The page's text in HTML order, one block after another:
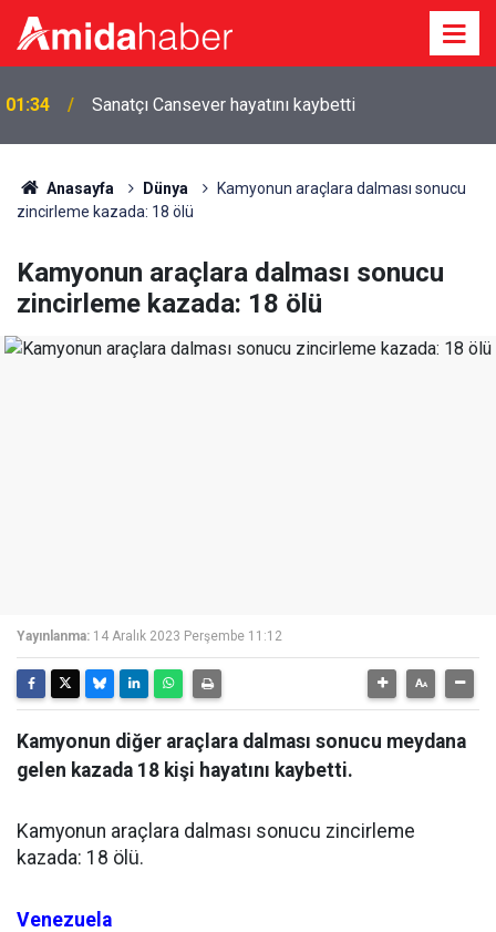
01:34 Sanatçı Cansever hayatını kaybetti
Anasayfa Dünya
Kamyonun araçlara dalması sonucu
zincirleme kazada: 18 ölü
Kamyonun araçlara dalması sonucu
zincirleme kazada: 18 ölü
Yayınlanma: 14 Aralık 2023 Perşembe 11:12
Kamyonun diğer araçlara dalması sonucu meydana
gelen kazada 18 kişi hayatını kaybetti.
Kamyonun araçlara dalması sonucu zincirleme
kazada: 18 ölü.
Venezuela